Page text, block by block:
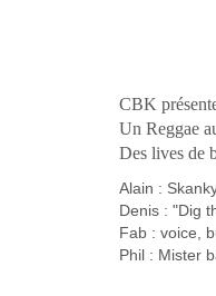
CBK
Un Reggae
Des lives de
Alain :
Denis : "Dig
Fab : voice,
Phil : Mister